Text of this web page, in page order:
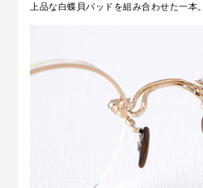
上品な白蝶貝パッドを組み合わせた一本。